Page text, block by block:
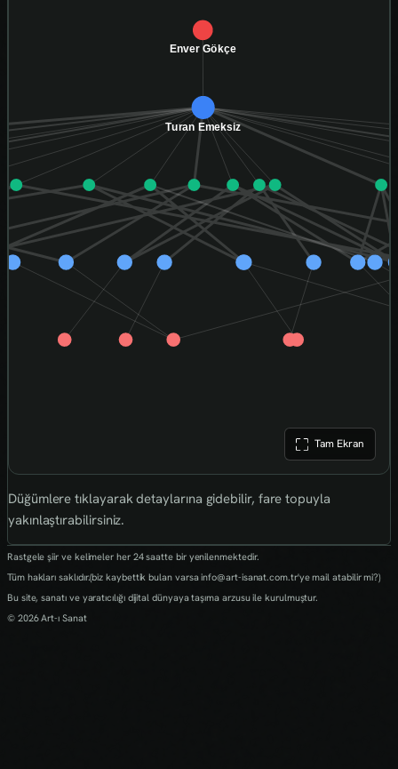
Tam Ekran
Düğümlere tıklayarak detaylarına gidebilir, fare topuyla
yakınlaştırabilirsiniz.
Rastgele şiir ve kelimeler her 24 saatte bir yenilenmektedir.
Tüm hakları saklıdır.(biz kaybettik bulan varsa info@art-isanat.com.tr'ye mail atabilir mi?)
Bu site, sanatı ve yaratıcılığı dijital dünyaya taşıma arzusu ile kurulmuştur.
© 2026 Art-ı Sanat